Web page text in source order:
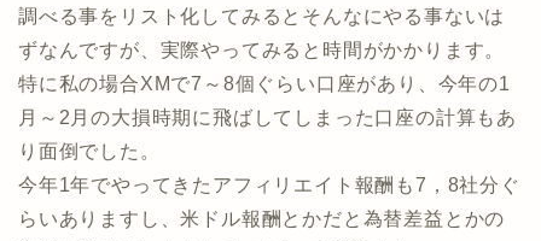
調べる事をリスト化してみるとそんなにやる事ないは
ずなんですが、実際やってみると時間がかかります。
特に私の場合XMで7～8個ぐらい口座があり、今年の1
月～2月の大損時期に飛ばしてしまった口座の計算もあ
り面倒でした。
今年1年でやってきたアフィリエイト報酬も7，8社分ぐ
らいありますし、米ドル報酬とかだと為替差益とかの